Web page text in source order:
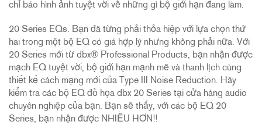
chỉ báo hình ảnh tuyệt vời về những gì bộ giới hạn đang làm.
20 Series EQs. Bạn đã từng phải thỏa hiệp với lựa chọn thứ
hai trong một bộ EQ có giá hợp lý nhưng không phải nữa. Với
20 Series mới từ dbx® Professional Products, bạn nhận được
mạch EQ tuyệt vời, bộ giới hạn mạnh mẽ và thanh lịch cùng
thiết kế cách mạng mới của Type III Noise Reduction. Hãy
kiểm tra các bộ EQ đồ họa dbx 20 Series tại cửa hàng audio
chuyên nghiệp của bạn. Bạn sẽ thấy, với các bộ EQ 20
Series, bạn nhận được NHIỀU HƠN!!